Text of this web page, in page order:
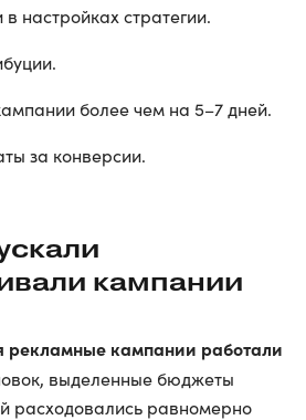
настройках стратегии.
более чем на 5–7 дней.
за конверсии.
кампании
рекламные кампании работали
выделенные бюджеты
расходовались равномерно